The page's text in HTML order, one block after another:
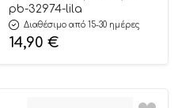
Cute Cat Λιλά Κοντό
Μανίκι, Ψιλή Πλέξη
Υφάσματος,
Βαμβακερό 100% –
pb-32974-lila
Διαθέσιμο από 15-30 ημέρες
14,90 €